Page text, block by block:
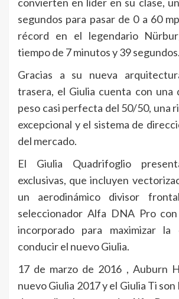
segundos para pasar de 0 a 60
récord en el legendario
tiempo de 7 minutos y 39 segundos.
Gracias a su nueva
trasera, el Giulia cuenta con una
peso casi perfecta del 50/50, una
excepcional y el sistema de
del mercado.
El Giulia Quadrifoglio
exclusivas, que incluyen
un aerodinámico divisor
seleccionador Alfa DNA Pro
incorporado para maximizar la
conducir el nuevo Giulia.
17 de marzo de 2016 , Auburn
nuevo Giulia 2017 y el Giulia Ti